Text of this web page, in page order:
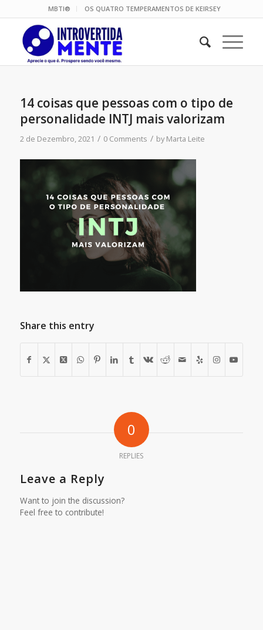
MBTI® OS QUATRO TEMPERAMENTOS DE KEIRSEY
14 coisas que pessoas com o tipo de
personalidade INTJ mais valorizam
2 de Dezembro, 2021 / 0 Comments / byMarta Leite
Share this entry
0
REPLIES
Leave a Reply
Want to join the discussion?
Feel free to contribute!